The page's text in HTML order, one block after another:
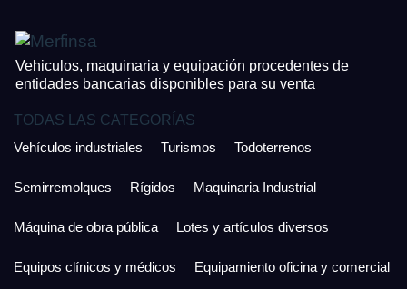
Vehiculos, maquinaria y equipación procedentes de
entidades bancarias disponibles para su venta
TODAS LAS CATEGORÍAS
Vehículos industriales
Turismos Todoterrenos
Semirremolques Rígidos Maquinaria Industrial
Máquina de obra pública Lotes y artículos diversos
Equipos clínicos y médicos Equipamiento oficina y comercial
continuación confirma que estás de acuerdo con ambas.